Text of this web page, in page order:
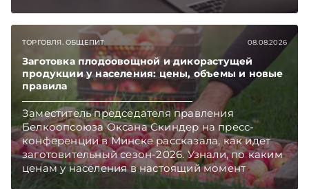
ТОРГОВЛЯ. ОБЩЕПИТ 08.08.2026
Заготовка плодоовощной и дикорастущей
продукции у населения: цены, объемы и новые
правила
Заместитель председателя правления
Белкоопсоюза Оксана Скиндер на пресс-
конференции в Минске рассказала, как идет
заготовительный сезон-2026. Узнали, по каким
ценам у населения в настоящий момент
закупают продукцию, сколько